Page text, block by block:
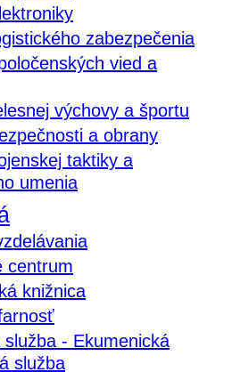
zabezpečenia
vied a
výchovy a športu
a obrany
taktiky a
umenia
centrum
knižnica
služba - Ekumenická
služba